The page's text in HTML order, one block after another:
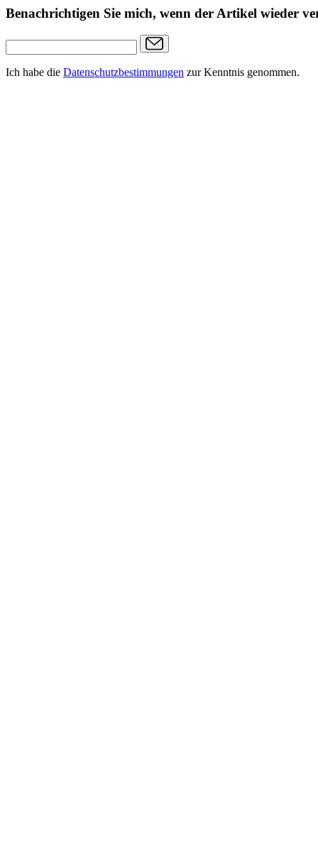
Benachrichtigen Sie mich, wenn der Artikel wieder
Ich habe die Datenschutzbestimmungen zur Kenntnis genommen.